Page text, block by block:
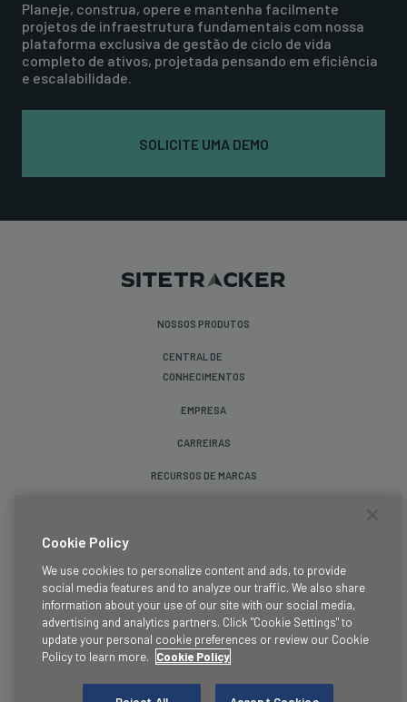
Planeje, construa, opere e mantenha facilmente
projetos de infraestrutura fundamentais com nossa
plataforma exclusiva de gestão de ciclo de vida
completo de ativos, projetada pensando em eficiência
e escalabilidade.
SOLICITE UMA DEMO
NOSSOS PRODUTOS
CENTRAL DE
CONHECIMENTOS
EMPRESA
CARREIRAS
RECURSOS DE MARCAS
Termos e Condições
Política de Privacidade
Cookie Policy
We use cookies to personalize content and ads, to provide
social media features and to analyze our traffic. We also share
information about your use of our site with our social media,
advertising and analytics partners. Click "Cookie Settings" to
update your personal cookie preferences or review our Cookie
Policy to learn more.
Cookie Policy